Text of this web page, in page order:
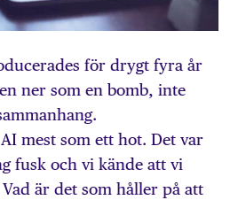
för drygt fyra år
ner som en bomb, inte
mest som ett hot. Det var
fusk och vi kände att vi
är det som håller på att